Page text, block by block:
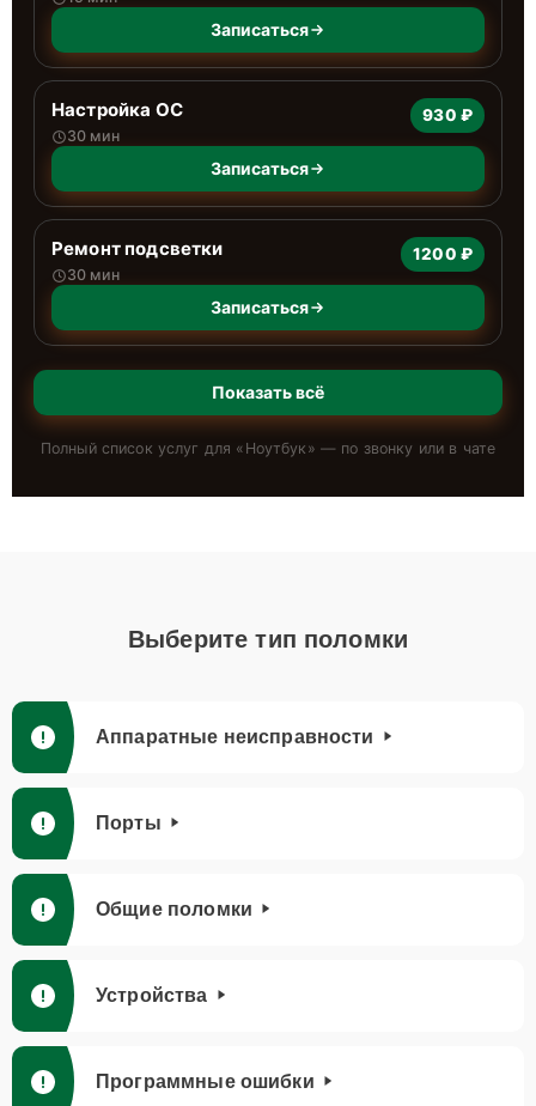
Записаться
Настройка ОС
30 мин
930 ₽
Записаться
Ремонт подсветки
30 мин
1200 ₽
Записаться
Показать всё
Полный список услуг для « Ноутбук » — по звонку или в чате
Выберите тип поломки
Аппаратные неисправности
Порты
Общие поломки
Устройства
Программные ошибки